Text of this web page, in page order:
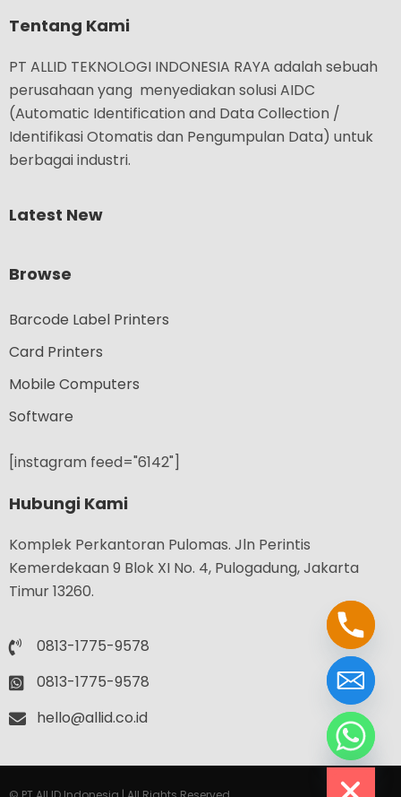
Tentang Kami
PT ALLID TEKNOLOGI INDONESIA RAYA adalah sebuah
perusahaan yang menyediakan solusi AIDC
(Automatic Identification and Data Collection /
Identifikasi Otomatis dan Pengumpulan Data) untuk
berbagai industri.
Latest New
Browse
Barcode Label Printers
Card Printers
Mobile Computers
Software
[instagram feed="6142"]
Hubungi Kami
Komplek Perkantoran Pulomas. Jln Perintis
Kemerdekaan 9 Blok XI No. 4, Pulogadung, Jakarta
Timur 13260.
0813-1775-9578
0813-1775-9578
hello@allid.co.id
Hide
chaty